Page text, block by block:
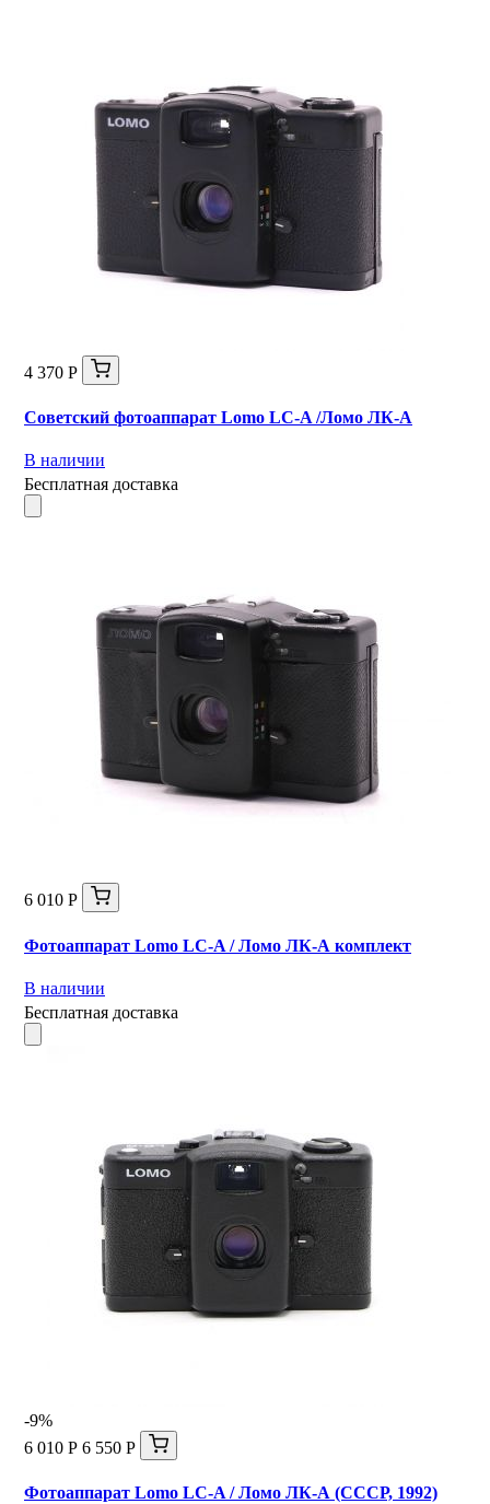
4 370 Р
Советский фотоаппарат Lomo LC-A /Ломо ЛК-А
В наличии
Бесплатная доставка
6 010 Р
Фотоаппарат Lomo LC-A / Ломо ЛК-А комплект
В наличии
Бесплатная доставка
-9%
6 010 Р 6 550 Р
Фотоаппарат Lomo LC-A / Ломо ЛК-А (СССР, 1992)